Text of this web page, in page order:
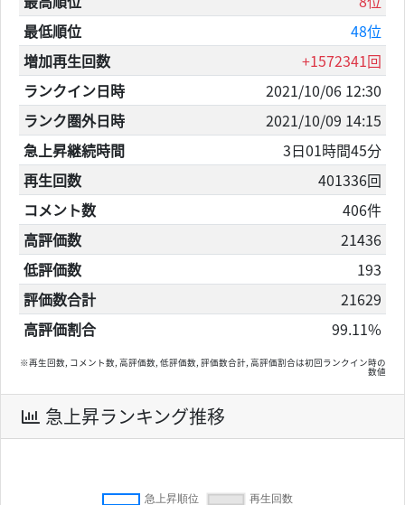
最低順位
48位
増加再生回数
+1572341回
ランクイン日時
2021/10/06 12:30
ランク圏外日時
2021/10/09 14:15
急上昇継続時間
3日01時間45分
再生回数
401336回
コメント数
406件
高評価数
21436
低評価数
193
評価数合計
21629
高評価割合
99.11%
※再生回数, コメント数, 高評価数, 低評価数, 評価数合計, 高評価割合は初回ランクイン時の
数値
急上昇ランキング推移